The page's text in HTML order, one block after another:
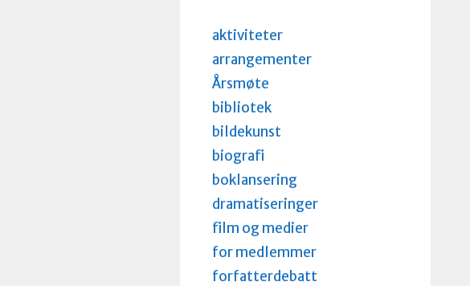
aktiviteter
arrangementer
Årsmøte
bibliotek
bildekunst
biografi
boklansering
dramatiseringer
film og medier
for medlemmer
forfatterdebatt